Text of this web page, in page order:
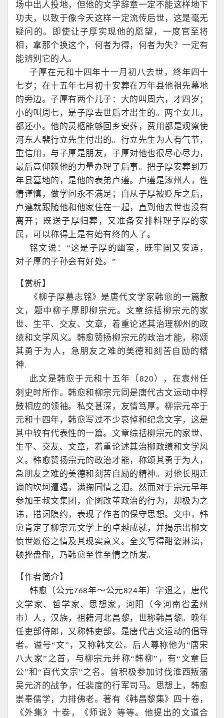
场中出人投地，但他的文学辞章一定不能这样地下
功夫，以致于像今天这样一定流传后世，这是毫无
疑问的。即使让子厚实现他的愿望，一度官至将
相，拿那个换这个，何者为得，何者为失？一定有
能辨别它的人。
子厚在元和十四年十一月初八去世，终年四十
七岁；在十五年七月初十安葬在万年县他祖先墓地
的旁边。子厚有两个儿子：大的叫周六，才四岁；
小的叫周七，是子厚去世后才出生的。两个女儿，
都还小。他的灵柩能够回乡安葬，费用都是观察使
河东人裴行立先生付出的。行立先生为人有气节，
重信用，与子厚是朋友，子厚对他也很尽心尽力，
最后竟仰赖他的力量办理了后事。把子厚安葬到万
年县墓地的，是他的表弟卢遵。卢遵是涿州人，性
情谨慎，做学问永不满足；自从子厚被贬斥之后，
卢遵就跟随他和他家住在一起，直到他去世也没有
离开；既送子厚归葬，又准备安排料理子厚的家
属，可以称得上是有始有终的人了。
铭文说：“这是子厚的幽室，既牢固又安适，
对子厚的子孙会有好处。”
【赏析】
《柳子厚墓志铭》是唐代文学家韩愈的一篇散
文，题中柳子厚即柳宗元。文章综括柳宗元的家
世、生平、交友、文章，着重论述其治理柳州的政
绩和文学风义。韩愈赞扬柳宗元的政治才能，称颂
其勇于为人，急朋友之难的美德和刻苦自励的精
神.
此文是韩愈于元和十五年（820），在袁州任
刺史时所作。韩愈和柳宗元同是唐代古文运动中桴
鼓相应的领袖。私交甚深，友情笃厚。柳宗元卒于
元和十四年，韩愈写过不少哀悼和纪念文字，这是
其中较有代表性的一篇。文章综括柳宗元的家世、
生平、交友、文章，着重论述其治柳政绩和文学风
义。韩愈赞扬宗元的政治才能，称颂其勇于为人，
急朋友之难的美德和刻苦自励的精神。对他长期迁
谪的坎坷遭遇，满掬同情之泪。然而对于宗元早年
参加王叔文集团，企图改革政治的行为，却极为之
讳，措词隐约，表现了作者的保守思想。文中，韩
愈肯定了柳宗元文学上的卓越成就，并揭示出柳文
愤世嫉俗之情及其现实意义。全文写得酣姿淋漓，
顿挫盘郁，乃韩愈至性至情之所发。
【作者简介】
韩愈（公元768年～公元824年）字退之，唐代
文学家、哲学家、思想家，河阳（今河南省孟州
市）人，汉族，祖籍河北昌黎，世称韩昌黎。晚年
任吏部侍郎，又称韩吏部。是唐代古文运动的倡导
者。谥号“文”，又称韩文公。后人尊称他为“唐宋
八大家”之首，与柳宗元并称“韩柳”，有“文章巨
公”和“百代文宗”之名。曾积极参加讨伐淮西叛藩
吴元济的战争，任裴度的行军司马。思想上，韩愈
崇奉儒学，力排佛老。著有《韩昌黎集》四十卷，
《外集》十卷，《师说》等等。他提出的文道合